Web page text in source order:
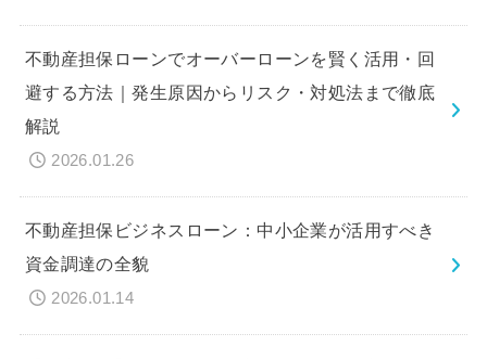
不動産担保ローンでオーバーローンを賢く活用・回
避する方法｜発生原因からリスク・対処法まで徹底
解説
2026.01.26
不動産担保ビジネスローン：中小企業が活用すべき
資金調達の全貌
2026.01.14